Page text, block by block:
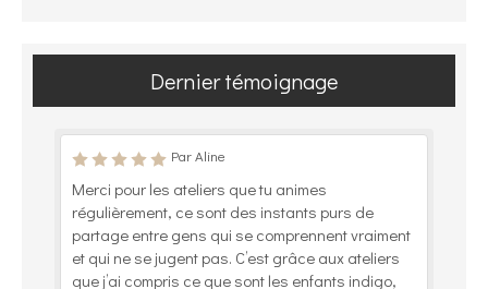
Dernier témoignage
Par Aline
Merci pour les ateliers que tu animes
régulièrement, ce sont des instants purs de
partage entre gens qui se comprennent vraiment
et qui ne se jugent pas. C’est grâce aux ateliers
que j’ai compris ce que sont les enfants indigo,